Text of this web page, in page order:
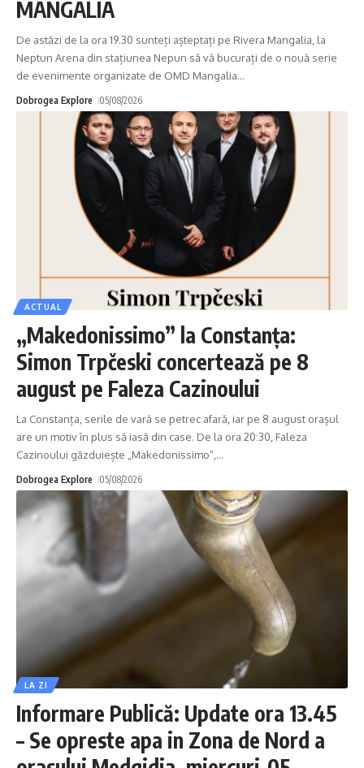
MANGALIA
De astăzi de la ora 19.30 sunteți așteptați pe Rivera Mangalia, la
Neptun Arena din stațiunea Nepun să vă bucurați de o nouă serie
de evenimente organizate de OMD Mangalia…
Dobrogea Explore 05/08/2026
ACTUAL
„Makedonissimo” la Constanța:
Simon Trpčeski concertează pe 8
august pe Faleza Cazinoului
La Constanța, serile de vară se petrec afară, iar pe 8 august orașul
are un motiv în plus să iasă din case. De la ora 20:30, Faleza
Cazinoului găzduiește „Makedonissimo”, …
Dobrogea Explore 05/08/2026
LA ZI
Informare Publică: Update ora 13.45
– Se opreste apa in Zona de Nord a